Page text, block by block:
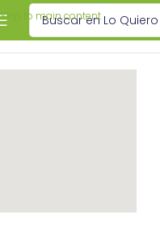
Skip to main content